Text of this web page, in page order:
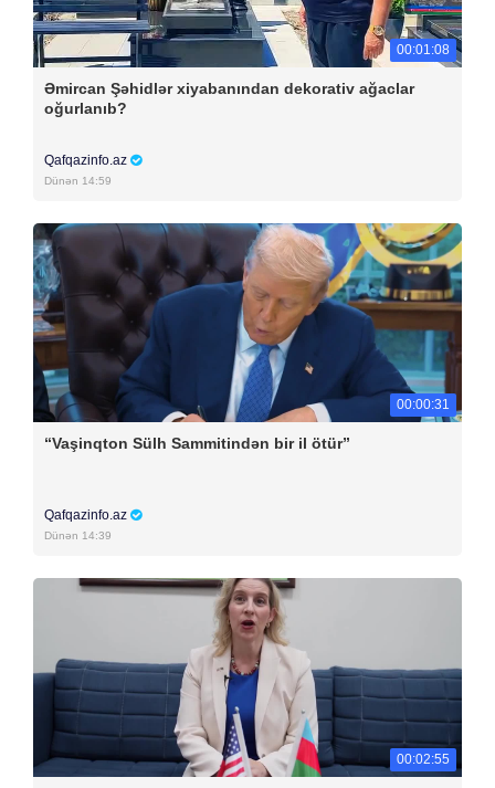
00:01:08
Əmircan Şəhidlər xiyabanından dekorativ ağaclar
oğurlanıb?
Qafqazinfo.az
Dünən 14:59
00:00:31
“Vaşinqton Sülh Sammitindən bir il ötür”
Qafqazinfo.az
Dünən 14:39
00:02:55